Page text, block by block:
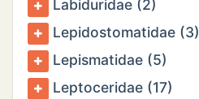
Labiduridae (2)
Lepidostomatidae (3)
Lepismatidae (5)
Leptoceridae (17)